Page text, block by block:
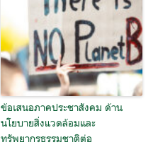
ข้อเสนอภาคประชาสังคม ด้าน
นโยบายสิ่งแวดล้อมและ
ทรัพยากรธรรมชาติต่อ